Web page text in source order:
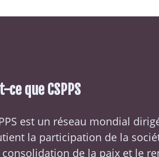
ce que CSPPS
est un réseau mondial
la participation de la
de la paix et le